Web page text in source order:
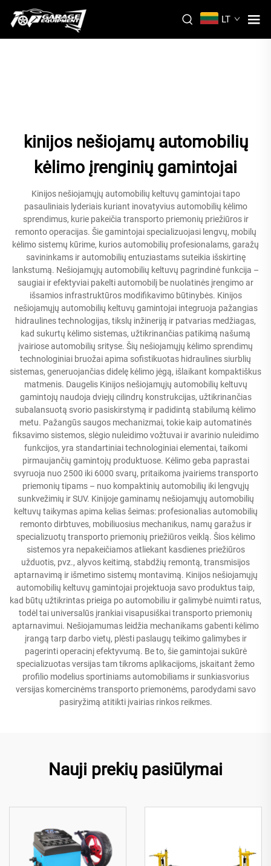
LT
kinijos nešiojamų automobilių
kėlimo įrenginių gamintojai
Kinijos nešiojamųjų automobilių keltuvų gamintojai tapo
pasauliniais lyderiais kuriant inovatyvius automobilių kėlimo
sprendimus, kurie pakeičia transporto priemonių priežiūros ir
remonto operacijas. Šie gamintojai specializuojasi lengvų, mobilų
kėlimo sistemų kūrime, kurios automobilių profesionalams, garažų
savininkams ir automobilių entuziastams suteikia išskirtinę
lankstumą. Nešiojamųjų automobilių keltuvų pagrindinė funkcija –
saugiai ir efektyviai pakelti automobilį be nuolatinės įrengimo ar
išsamios infrastruktūros modifikavimo būtinybės. Kinijos
nešiojamųjų automobilių keltuvų gamintojai integruoja pažangias
hidraulines technologijas, tikslų inžineriją ir patvarias medžiagas,
kad sukurtų kėlimo sistemas, užtikrinančias patikimą našumą
įvairiose automobilių srityse. Šių nešiojamųjų kėlimo sprendimų
technologiniai bruožai apima sofistikuotas hidraulines siurblių
sistemas, generuojančias didelę kėlimo jėgą, išlaikant kompaktiškus
matmenis. Daugelis Kinijos nešiojamųjų automobilių keltuvų
gamintojų naudoja dviejų cilindrų konstrukcijas, užtikrinančias
subalansuotą svorio pasiskirstymą ir padidintą stabilumą kėlimo
metu. Pažangūs saugos mechanizmai, tokie kaip automatinės
fiksavimo sistemos, slėgio nuleidimo vožtuvai ir avarinio nuleidimo
funkcijos, yra standartiniai technologiniai elementai, taikomi
pirmaujančių gamintojų produktuose. Kėlimo geba paprastai
svyruoja nuo 2500 iki 6000 svarų, pritaikoma įvairiems transporto
priemonių tipams – nuo kompaktinių automobilių iki lengvųjų
sunkvežimių ir SUV. Kinijoje gaminamų nešiojamųjų automobilių
keltuvų taikymas apima kelias šeimas: profesionalias automobilių
remonto dirbtuves, mobiliuosius mechanikus, namų garažus ir
specializuotų transporto priemonių priežiūros veiklą. Šios kėlimo
sistemos yra nepakeičiamos atliekant kasdienes priežiūros
užduotis, pvz., alyvos keitimą, stabdžių remontą, transmisijos
aptarnavimą ir išmetimo sistemų montavimą. Kinijos nešiojamųjų
automobilių keltuvų gamintojai projektuoja savo produktus taip,
kad būtų užtikrintas prieiga po automobiliu ir galimybė nuimti ratus,
todėl tai universalūs įrankiai visapusiškai transporto priemonių
aptarnavimui. Nešiojamumas leidžia mechanikams gabenti kėlimo
įrangą tarp darbo vietų, plėsti paslaugų teikimo galimybes ir
pagerinti operacinį efektyvumą. Be to, šie gamintojai sukūrė
specializuotas versijas tam tikroms aplikacijoms, įskaitant žemo
profilio modelius sportiniams automobiliams ir sunkiasvorius
versijas komercinėms transporto priemonėms, parodydami savo
pasiryžimą atitikti įvairias rinkos reikmes.
Nauji prekių pasiūlymai